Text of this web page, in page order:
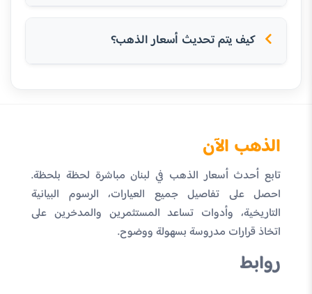
كيف يتم تحديث أسعار الذهب؟
الذهب الآن
تابع أحدث أسعار الذهب في لبنان مباشرة لحظة بلحظة.
احصل على تفاصيل جميع العيارات، الرسوم البيانية
التاريخية، وأدوات تساعد المستثمرين والمدخرين على
اتخاذ قرارات مدروسة بسهولة ووضوح.
روابط